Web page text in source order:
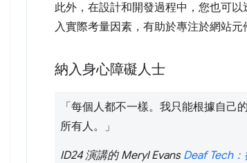
此外，在設計和開發過程中，您也可
入實際考量因素，有助於專注於網站
納入身心障礙人士
「每個人都不一樣。我只能根據自
所有人。」
ID24 演講的 Meryl Evans Deaf Tech